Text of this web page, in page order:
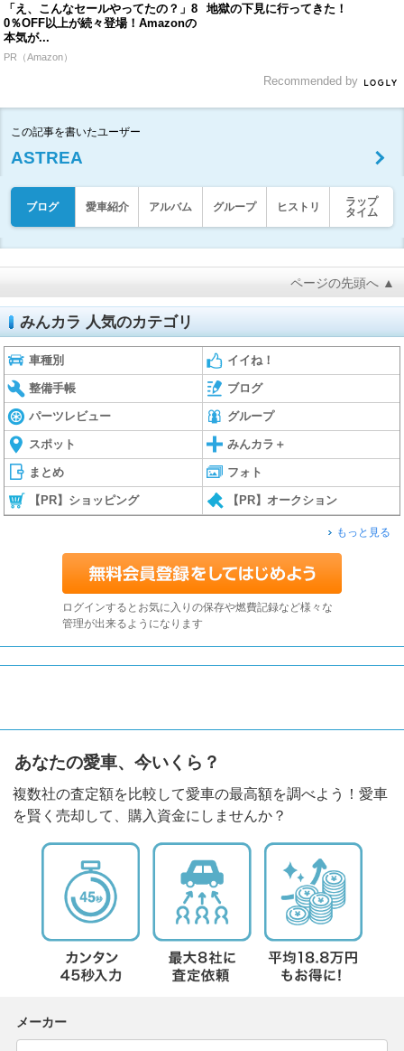
「え、こんなセールやってたの？」8
0％OFF以上が続々登場！Amazonの
本気が...
PR（Amazon）
地獄の下見に行ってきた！
Recommended by
この記事を書いたユーザー
ASTREA
ブログ 愛車紹介 アルバム グループ ヒストリ
ラップ
タイム
ページの先頭へ ▲
みんカラ 人気のカテゴリ
車種別 イイね！
整備手帳 ブログ
パーツレビュー グループ
スポット みんカラ＋
まとめ フォト
【PR】ショッピング 【PR】オークション
もっと見る
ログインするとお気に入りの保存や燃費記録など様々な
管理が出来るようになります
あなたの愛車、今いくら？
複数社の査定額を比較して愛車の最高額を調べよう！愛車
を賢く売却して、購入資金にしませんか？
メーカー